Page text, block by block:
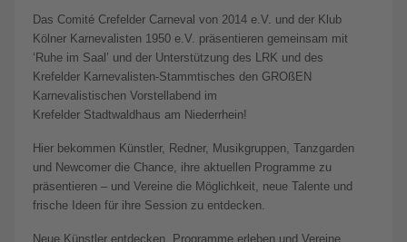
Das Comité Crefelder Carneval von 2014 e.V. und der Klub
Kölner Karnevalisten 1950 e.V. präsentieren gemeinsam mit
‘Ruhe im Saal’ und der Unterstützung des LRK und des
Krefelder Karnevalisten-Stammtisches den GROßEN
Karnevalistischen Vorstellabend im
Krefelder Stadtwaldhaus am Niederrhein!
Hier bekommen Künstler, Redner, Musikgruppen, Tanzgarden
und Newcomer die Chance, ihre aktuellen Programme zu
präsentieren – und Vereine die Möglichkeit, neue Talente und
frische Ideen für ihre Session zu entdecken.
Neue Künstler entdecken, Programme erleben und Vereine